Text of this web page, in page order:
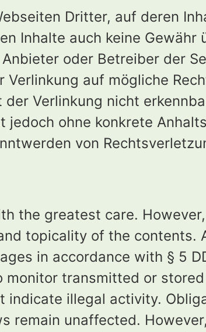
Dritter, auf deren
Inhalte auch keine Gewähr
oder Betreiber der
auf mögliche
Verlinkung nicht
ohne konkrete
von
the greatest care.
topicality of the contents.
in accordance with § 5
monitor transmitted or
illegal activity.
remain unaffected.